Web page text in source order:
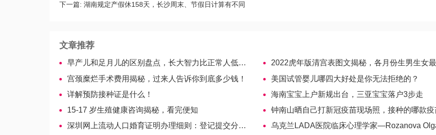
下一篇: 湖南规定产假休158天，长沙周末、节假日计算有不同
文章推荐
早产儿和足月儿的区别盘点，长大智力比正常人低为谣言-美国试管婴儿
2022虎年版清宫表图文揭秘，各月份生男生女最新
宫颈糜烂手术费用揭秘，过来人告诉你到底多少钱！
美国试管婴儿哪四大好处是你无法拒绝的？
详解预防接种证是什么！
海南宝宝上户新规出台，三亚宝宝落户3步走
15-17 岁生殖健康咨询揭秘，看完便知
钟南山晒自己打新冠疫苗现场照，接种的哪款疫苗引
深圳网上流动人口婚育证明办理细则：登记提交分分钟搞定
乌克兰LADA医院临床心理学家—Rozanova Olga